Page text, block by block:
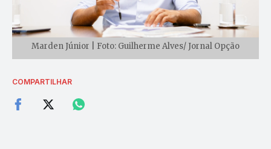
Marden Júnior | Foto: Guilherme Alves/ Jornal Opção
COMPARTILHAR